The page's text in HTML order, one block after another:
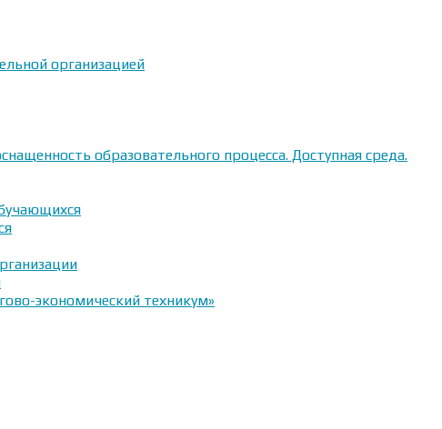
организацией
образовательного процесса. Доступная среда.
экономический техникум»